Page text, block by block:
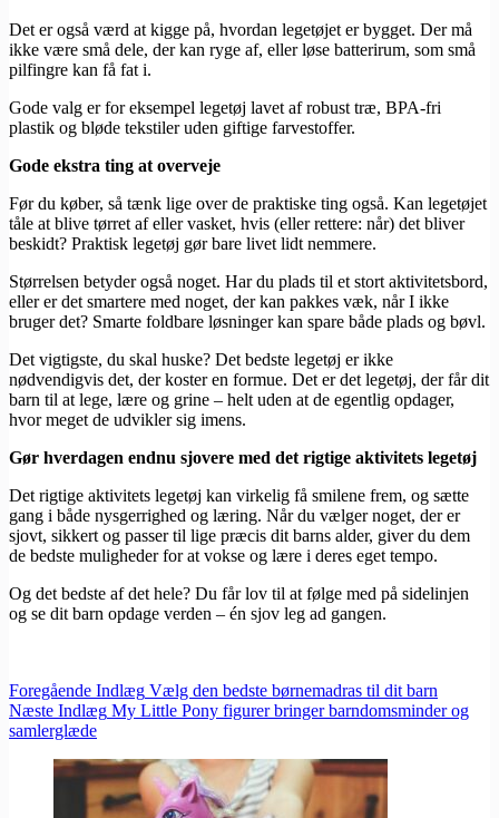
Det er også værd at kigge på, hvordan legetøjet er bygget. Der må
ikke være små dele, der kan ryge af, eller løse batterirum, som små
pilfingre kan få fat i.
Gode valg er for eksempel legetøj lavet af robust træ, BPA-fri
plastik og bløde tekstiler uden giftige farvestoffer.
Gode ekstra ting at overveje
Før du køber, så tænk lige over de praktiske ting også. Kan legetøjet
tåle at blive tørret af eller vasket, hvis (eller rettere: når) det bliver
beskidt? Praktisk legetøj gør bare livet lidt nemmere.
Størrelsen betyder også noget. Har du plads til et stort aktivitetsbord,
eller er det smartere med noget, der kan pakkes væk, når I ikke
bruger det? Smarte foldbare løsninger kan spare både plads og bøvl.
Det vigtigste, du skal huske? Det bedste legetøj er ikke
nødvendigvis det, der koster en formue. Det er det legetøj, der får dit
barn til at lege, lære og grine – helt uden at de egentlig opdager,
hvor meget de udvikler sig imens.
Gør hverdagen endnu sjovere med det rigtige aktivitets legetøj
Det rigtige aktivitets legetøj kan virkelig få smilene frem, og sætte
gang i både nysgerrighed og læring. Når du vælger noget, der er
sjovt, sikkert og passer til lige præcis dit barns alder, giver du dem
de bedste muligheder for at vokse og lære i deres eget tempo.
Og det bedste af det hele? Du får lov til at følge med på sidelinjen
og se dit barn opdage verden – én sjov leg ad gangen.
Foregående Indlæg Vælg den bedste børnemadras til dit barn
Næste Indlæg My Little Pony figurer bringer barndomsminder og
samlerglæde